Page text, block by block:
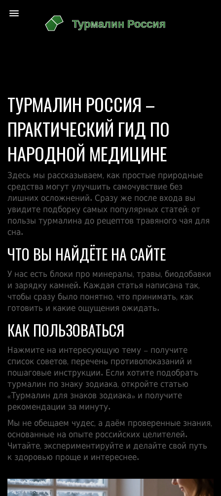
ТУРМАЛИН РОССИЯ –
ПРАКТИЧЕСКИЙ ГИД ПО
НАРОДНОЙ МЕДИЦИНЕ
Здесь мы рассказываем, как простые природные
средства могут улучшить самочувствие без
лишних осложнений. Сразу же после входа вы
увидите подборку самых популярных статей: от
пользы турмалина до рецептов травяного чая для
сна.
ЧТО ВЫ НАЙДЁТЕ НА САЙТЕ
У нас есть блоки про минералы, травы, биодобавки
и зарядку камней. Каждая статья написана так,
чтобы сразу было понятно, что принимать, как
готовить и какие ощущения ожидать.
КАК ПОЛЬЗОВАТЬСЯ
Нажмите на интересующую тему – получите
список советов, перечень противопоказаний и
пошаговые инструкции. Если хотите подобрать
турмалин по знаку зодиака, откройте статью
«Турмалин для знаков зодиака» и получите
рекомендации за минуту.
Мы не обещаем чудес, а даём проверенные знания,
основанные на опыте российских целителей.
Читайте, экспериментируйте и делайте свой путь
к здоровью проще и интереснее.